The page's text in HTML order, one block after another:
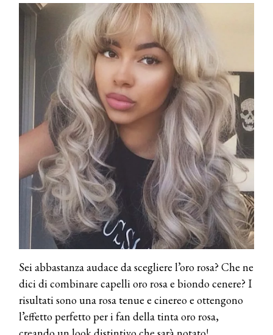
Sei abbastanza audace da scegliere l’oro rosa? Che ne
dici di combinare capelli oro rosa e biondo cenere? I
risultati sono una rosa tenue e cinereo e ottengono
l’effetto perfetto per i fan della tinta oro rosa,